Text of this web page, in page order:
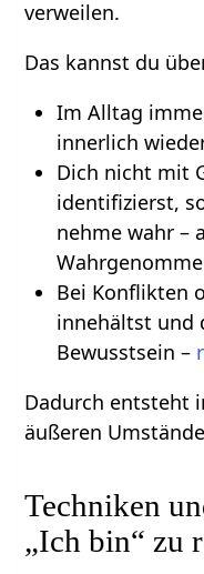
verweilen.
Das kannst du
Im Alltag
innerlich
Dich nicht mit
identifizierst,
nehme wahr –
Bei Konflikten
innehältst und
Bewusstsein –
Dadurch entsteht
äußeren
Techniken
„Ich bin“ zu